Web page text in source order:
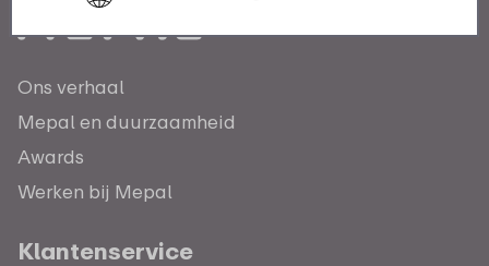
Ons verhaal
Mepal en duurzaamheid
Awards
Werken bij Mepal
Klantenservice